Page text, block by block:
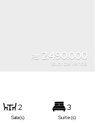
R$ 2.490.000
Valor de Venda
2
Sala(s)
3
Suíte(s)